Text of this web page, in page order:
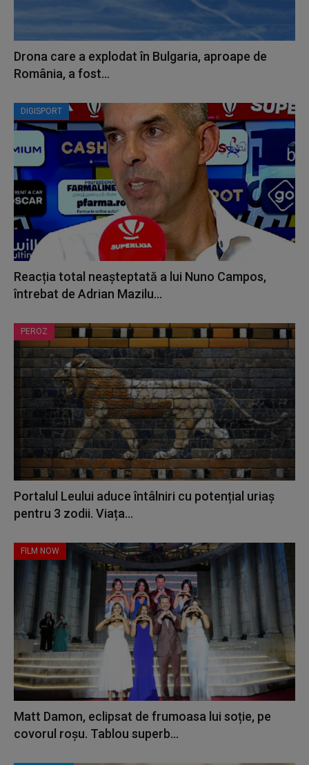
Drona care a explodat în Bulgaria, aproape de
România, a fost...
DIGISPORT
Reacția total neașteptată a lui Nuno Campos,
întrebat de Adrian Mazilu...
PEROZ
Portalul Leului aduce întâlniri cu potențial uriaș
pentru 3 zodii. Viața...
FILM NOW
Matt Damon, eclipsat de frumoasa lui soție, pe
covorul roșu. Tablou superb...